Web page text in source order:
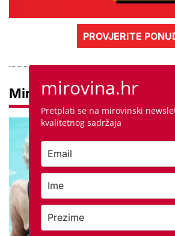
PROVJERITE
Mirovinemirovina.hr
Pretplati se na mirovinski
kvalitetnog sadržaja